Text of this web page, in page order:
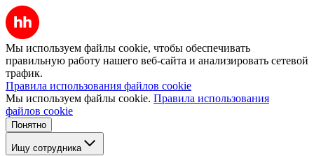
Мы используем файлы cookie, чтобы обеспечивать
правильную работу нашего веб-сайта и анализировать сетевой
трафик.
Правила использования файлов cookie
Мы используем файлы cookie. Правила использования
файлов cookie
Понятно
Ищу сотрудника